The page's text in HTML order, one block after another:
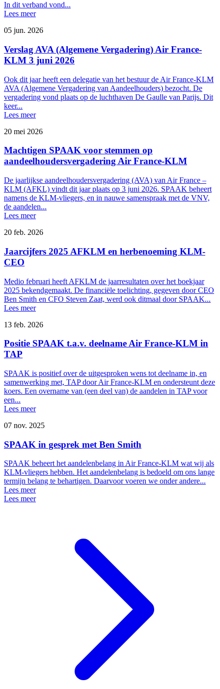
In dit verband vond...
Lees meer
05 jun. 2026
Verslag AVA (Algemene Vergadering) Air France-
KLM 3 juni 2026
Ook dit jaar heeft een delegatie van het bestuur de Air France-KLM
AVA (Algemene Vergadering van Aandeelhouders) bezocht. De
vergadering vond plaats op de luchthaven De Gaulle van Parijs. Dit
keer...
Lees meer
20 mei 2026
Machtigen SPAAK voor stemmen op
aandeelhoudersvergadering Air France-KLM
De jaarlijkse aandeelhoudersvergadering (AVA) van Air France –
KLM (AFKL) vindt dit jaar plaats op 3 juni 2026. SPAAK beheert
namens de KLM-vliegers, en in nauwe samenspraak met de VNV,
de aandelen...
Lees meer
20 feb. 2026
Jaarcijfers 2025 AFKLM en herbenoeming KLM-
CEO
Medio februari heeft AFKLM de jaarresultaten over het boekjaar
2025 bekendgemaakt. De financiële toelichting, gegeven door CEO
Ben Smith en CFO Steven Zaat, werd ook ditmaal door SPAAK...
Lees meer
13 feb. 2026
Positie SPAAK t.a.v. deelname Air France-KLM in
TAP
SPAAK is positief over de uitgesproken wens tot deelname in, en
samenwerking met, TAP door Air France-KLM en ondersteunt deze
koers. Een overname van (een deel van) de aandelen in TAP voor
een...
Lees meer
07 nov. 2025
SPAAK in gesprek met Ben Smith
SPAAK beheert het aandelenbelang in Air France-KLM wat wij als
KLM-vliegers hebben. Het aandelenbelang is bedoeld om ons lange
termijn belang te behartigen. Daarvoor voeren we onder andere...
Lees meer
Lees meer